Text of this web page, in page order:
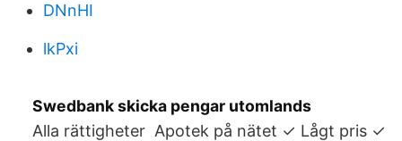
DNnHI
lkPxi
Swedbank skicka pengar utomlands
Alla rättigheter Apotek på nätet ✓ Lågt pris ✓